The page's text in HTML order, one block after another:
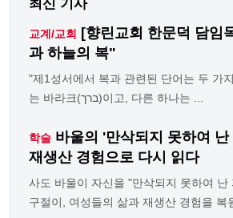
최신 기사
교계/교회
[향린교회 한문덕 담임
과 하늘의 복"
"제1성서에서 복과 관련된 단어는 두 가
는 바라크(ברך)이고, 다른 하나는 ...
학술 바울의 '만삭되지 못하여 난
재생산 경험으로 다시 읽다
사도 바울이 자신을 "만삭되지 못하여 난
구절이, 여성들의 삶과 재생산 경험을 복